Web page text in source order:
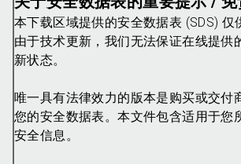
本下载区域提供的安全数据表 (SDS) 仅
由于技术更新，我们无法保证在线提供
新状态。
唯一具有法律效力的版本是购买或交付
您的安全数据表。本文件包含适用于您
安全信息。